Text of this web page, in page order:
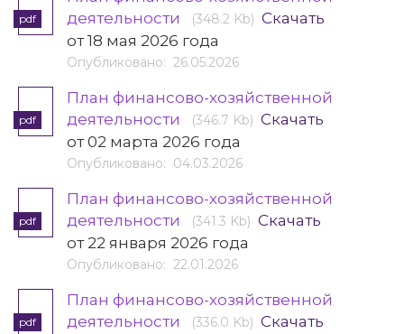
pdf
деятельности
(348.2 Kb) Скачать
от 18 мая 2026 года
Опубликовано: 26.05.2026
pdf
План финансово-хозяйственной
деятельности
(346.7 Kb) Скачать
от 02 марта 2026 года
Опубликовано: 04.03.2026
pdf
План финансово-хозяйственной
деятельности
(341.3 Kb) Скачать
от 22 января 2026 года
Опубликовано: 22.01.2026
pdf
План финансово-хозяйственной
деятельности
(336.0 Kb) Скачать